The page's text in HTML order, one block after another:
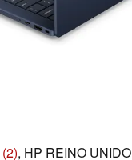
(2), HP REINO UNIDO